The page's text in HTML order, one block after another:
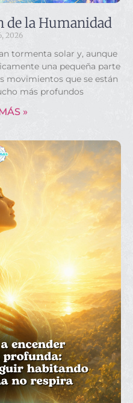
de la Humanidad
2026
tormenta solar y, aunque
una pequeña parte
movimientos que se están
más profundos
»